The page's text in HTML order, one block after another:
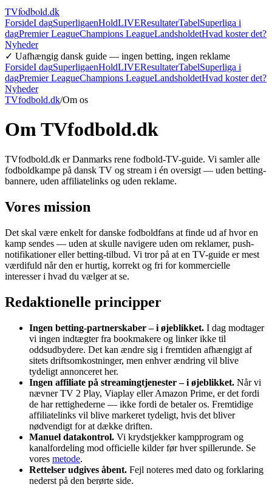
TVfodbold.dk
ForsideI dagSuperligaenHoldLIVEResultaterTabelSuperliga i
dagPremier LeagueChampions LeagueLandsholdetHvad koster det?
Nyheder
✓ Uafhængig dansk guide — ingen betting, ingen reklame
ForsideI dagSuperligaenHoldLIVEResultaterTabelSuperliga i
dagPremier LeagueChampions LeagueLandsholdetHvad koster det?
Nyheder
TVfodbold.dk/Om os
Om TVfodbold.dk
TVfodbold.dk er Danmarks rene fodbold-TV-guide. Vi samler alle
fodboldkampe på dansk TV og stream i én oversigt — uden betting-
bannere, uden affiliatelinks og uden reklame.
Vores mission
Det skal være enkelt for danske fodboldfans at finde ud af hvor en
kamp sendes — uden at skulle navigere uden om reklamer, push-
notifikationer eller betting-tilbud. Vi tror på at en TV-guide er mest
værdifuld når den er hurtig, korrekt og fri for kommercielle
interesser i hvad du vælger at se.
Redaktionelle principper
Ingen betting-partnerskaber – i øjeblikket. I dag modtager
vi ingen indtægter fra bookmakere og linker ikke til
oddsudbydere. Det kan ændre sig i fremtiden afhængigt af
sitets driftsomkostninger, men enhver ændring vil blive
tydeligt annonceret her.
Ingen affiliate på streamingtjenester – i øjeblikket. Når vi
nævner TV 2 Play, Viaplay eller Amazon Prime, er det fordi
de har rettighederne — ikke fordi de betaler os. Fremtidige
affiliatelinks vil blive markeret tydeligt, hvis det bliver
nødvendigt for at dække driften.
Manuel datakontrol. Vi krydstjekker kampprogram og
kanalfordeling mod officielle kilder før hver spillerunde. Se
vores metode.
Rettelser udgives åbent. Fejl noteres med dato og forklaring
nederst på den berørte side.